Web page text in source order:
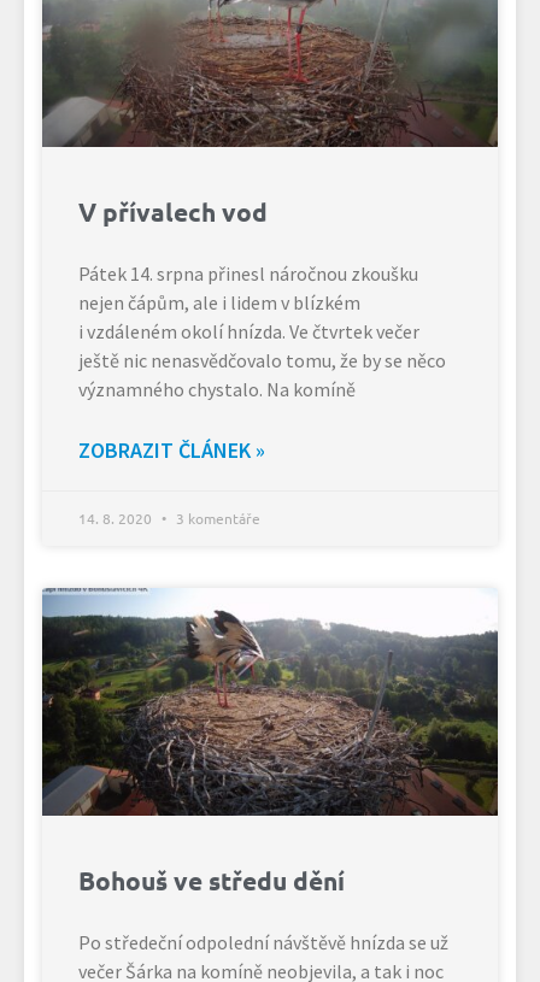
V přívalech vod
Pátek 14. srpna přinesl náročnou zkoušku
nejen čápům, ale i lidem v blízkém
i vzdáleném okolí hnízda. Ve čtvrtek večer
ještě nic nenasvědčovalo tomu, že by se něco
významného chystalo. Na komíně
ZOBRAZIT ČLÁNEK »
14. 8. 2020 3 komentáře
Bohouš ve středu dění
Po středeční odpolední návštěvě hnízda se už
večer Šárka na komíně neobjevila, a tak i noc